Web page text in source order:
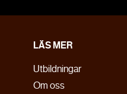
LÄS MER
Utbildningar
Om oss